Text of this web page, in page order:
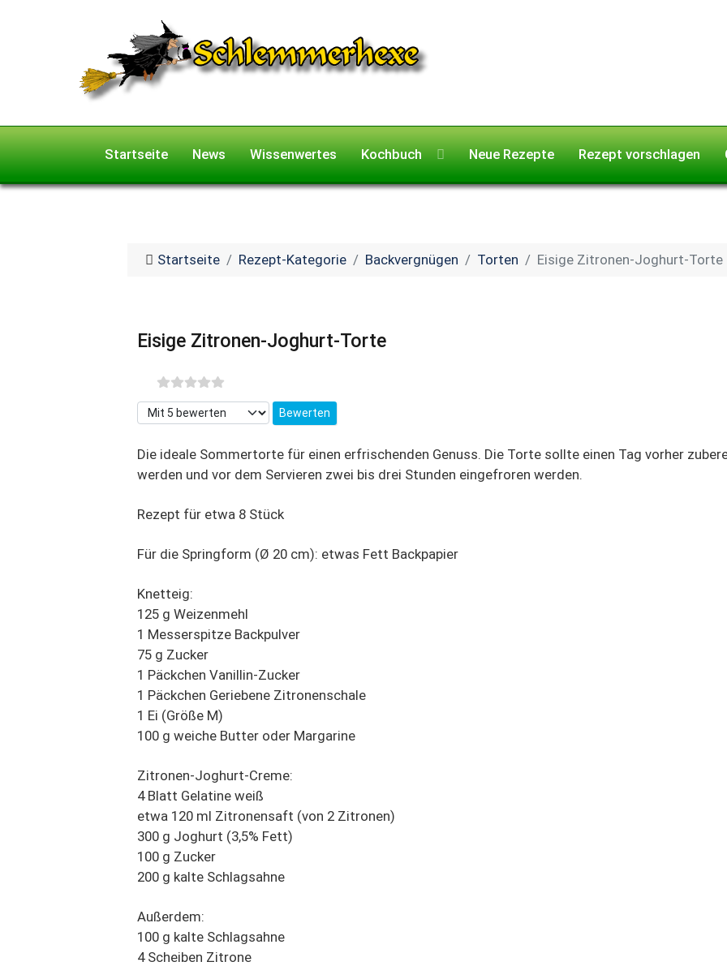
Startseite News Wissenwertes Kochbuch Neue Rezepte Rezept vorschlagen
Startseite Rezept-Kategorie Backvergnügen Torten Eisige Zitronen-Joghurt-Torte
Eisige Zitronen-Joghurt-Torte
Bitte bewerten
Die ideale Sommertorte für einen erfrischenden Genuss. Die Torte sollte einen Tag vorher
werden und vor dem Servieren zwei bis drei Stunden eingefroren werden.
Rezept für etwa 8 Stück
Für die Springform (Ø 20 cm): etwas Fett Backpapier
Knetteig:
125 g Weizenmehl
1 Messerspitze Backpulver
75 g Zucker
1 Päckchen Vanillin-Zucker
1 Päckchen Geriebene Zitronenschale
1 Ei (Größe M)
100 g weiche Butter oder Margarine
Zitronen-Joghurt-Creme:
4 Blatt Gelatine weiß
etwa 120 ml Zitronensaft (von 2 Zitronen)
300 g Joghurt (3,5% Fett)
100 g Zucker
200 g kalte Schlagsahne
Außerdem:
100 g kalte Schlagsahne
4 Scheiben Zitrone